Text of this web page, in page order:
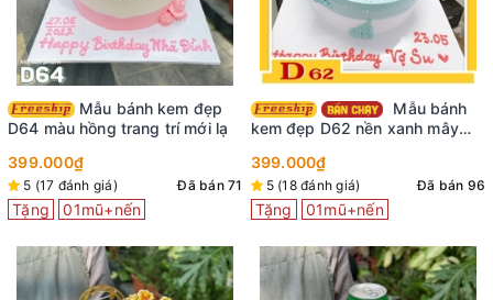
Mẫu bánh kem đẹp
D64 màu hồng trang trí mới lạ
399.000₫
5 (17 đánh giá) Đã bán 71
Tặng 01mũ+nến
kem đẹp D62 nền xanh mây
399.000₫
5 (18 đánh giá) Đã bán 96
Tặng 01mũ+nến